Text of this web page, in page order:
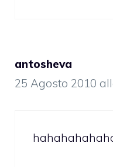
antosheva
25 Agosto 2010